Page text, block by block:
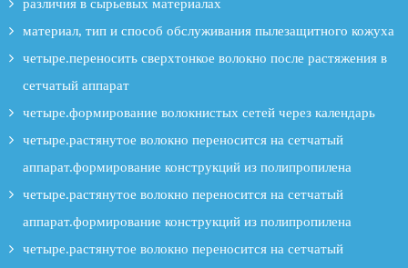
различия в сырьевых материалах
материал, тип и способ обслуживания пылезащитного кожуха
четыре.переносить сверхтонкое волокно после растяжения в
сетчатый аппарат
четыре.формирование волокнистых сетей через календарь
четыре.растянутое волокно переносится на сетчатый
аппарат.формирование конструкций из полипропилена
четыре.растянутое волокно переносится на сетчатый
аппарат.формирование конструкций из полипропилена
четыре.растянутое волокно переносится на сетчатый